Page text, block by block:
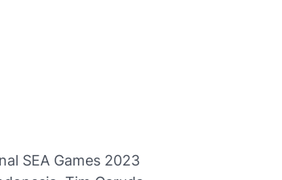
SEA Games 2023